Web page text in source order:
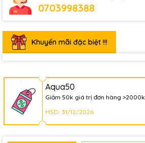
0703998388
Khuyến mãi đặc biệt !!!
Aqua50
Giảm 50k giá trị đơn hàng >2000k
HSD: 31/12/2026